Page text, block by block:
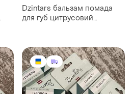
Dzintars бальзам помада
для губ цитрусовий